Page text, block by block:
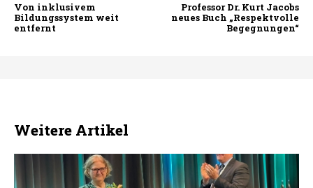
Von inklusivem
Bildungssystem weit
entfernt
Professor Dr. Kurt Jacobs
neues Buch „Respektvolle
Begegnungen“
Weitere Artikel